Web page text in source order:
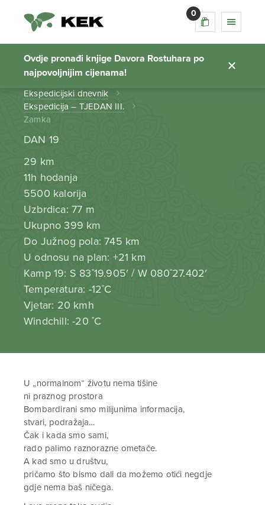
0
Ovdje pronađi knjige Davora Rostuhara po
najpovoljnijim cijenama!
Zamka
Početna stranica
Ekspedicijski dnevnik
Ekspedicija – TJEDAN III.
Zamka
DAN 19
29 km
11h hodanja
5500 kalorija
Uzbrdica: 77 m
Ukupno 399 km
Do Južnog pola: 745 km
U odnosu na plan: +21 km
Kamp 19: S 83˚19.905′ / W 080˚27.402′
Temperatura: -12˚C
Vjetar: 20 kmh
Windchill: -20 ˚C
U „normalnom“ životu nema tišine
ni praznog prostora
Bombardirani smo milijunima informacija,
stvari, podražaja…
Čak i kada smo sami,
rado palimo raznorazne ometače.
A kad smo u društvu,
pričamo što bismo dali da možemo otići negdje
gdje nema baš ničega.